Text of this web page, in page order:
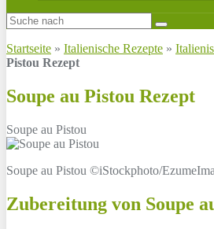
Startseite » Italienische Rezepte »
Pistou Rezept
Soupe au Pistou Rezept
Soupe au Pistou
Soupe au Pistou ©iStockphoto/
Zubereitung von Soupe